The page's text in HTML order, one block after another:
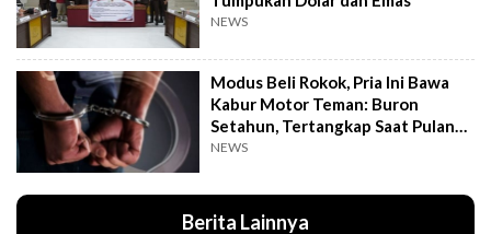
NEWS
Modus Beli Rokok, Pria Ini Bawa
Kabur Motor Teman: Buron
Setahun, Tertangkap Saat Pulang
Kampung
NEWS
Berita Lainnya